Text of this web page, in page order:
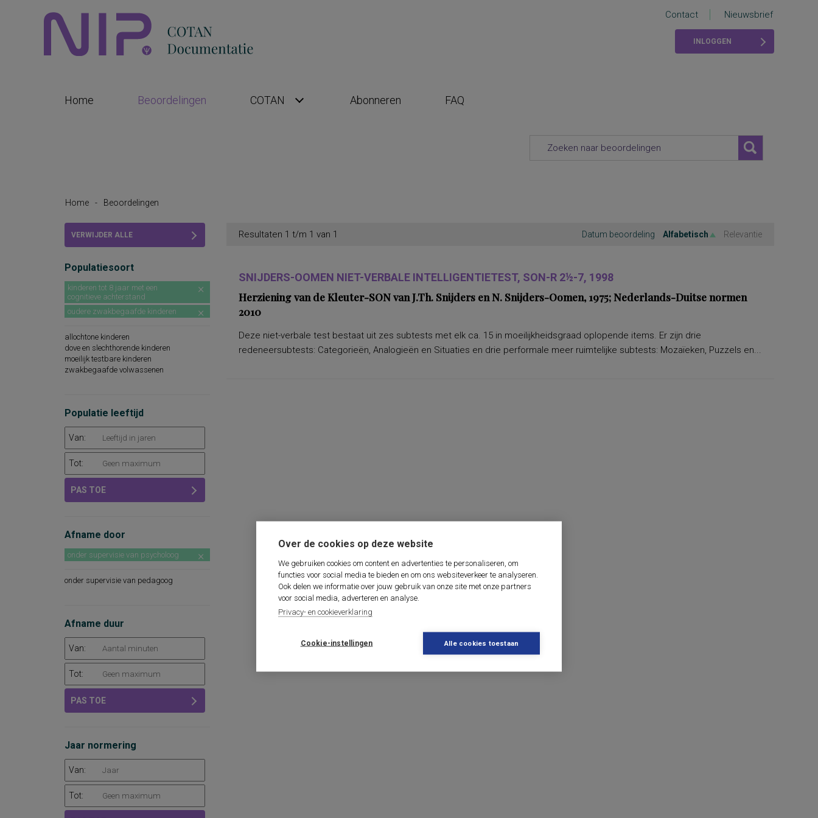
Over de cookies op deze website
We gebruiken cookies om content en advertenties te personaliseren, om
functies voor social media te bieden en om ons websiteverkeer te analyseren.
Ook delen we informatie over jouw gebruik van onze site met onze partners
voor social media, adverteren en analyse.
Privacy- en cookieverklaring
Cookie-instellingen Alle cookies toestaan
Contact Nieuwsbrief
INLOGGEN
Home Beoordelingen COTAN Abonneren FAQ
Home - Beoordelingen
VERWIJDER ALLE
Populatiesoort
kinderen tot 8 jaar met een
cognitieve achterstand
oudere zwakbegaafde kinderen
allochtone kinderen
dove en slechthorende kinderen
moeilijk testbare kinderen
zwakbegaafde volwassenen
Populatie leeftijd
Van:
Tot:
PAS TOE
Afname door
onder supervisie van psycholoog
onder supervisie van pedagoog
Afname duur
Van:
Tot:
PAS TOE
Jaar normering
Van:
Tot:
Resultaten 1 t/m 1 van 1 Datum beoordeling Alfabetisch Relevantie
SNIJDERS-OOMEN NIET-VERBALE INTELLIGENTIETEST, SON-R 2½-7, 1998
Herziening van de Kleuter-SON van J.Th. Snijders en N. Snijders-Oomen, 1975; Nederlands-Duitse normen
2010
Deze niet-verbale test bestaat uit zes subtests met elk ca. 15 in moeilijkheidsgraad oplopende items. Er zijn drie
redeneersubtests: Categorieën, Analogieën en Situaties en drie performale meer ruimtelijke subtests: Mozaïeken, Puzzels en...